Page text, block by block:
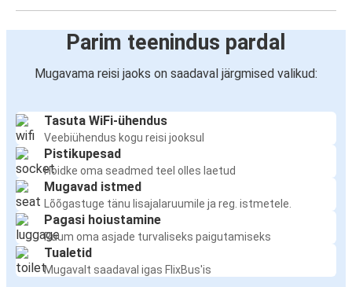
Parim teenindus pardal
Mugavama reisi jaoks on saadaval järgmised valikud:
Tasuta WiFi-ühendus
Veebiühendus kogu reisi jooksul
Pistikupesad
Hoidke oma seadmed teel olles laetud
Mugavad istmed
Lõõgastuge tänu lisajalaruumile ja reg. istmetele.
Pagasi hoiustamine
Ruum oma asjade turvaliseks paigutamiseks
Tualetid
Mugavalt saadaval igas FlixBus'is